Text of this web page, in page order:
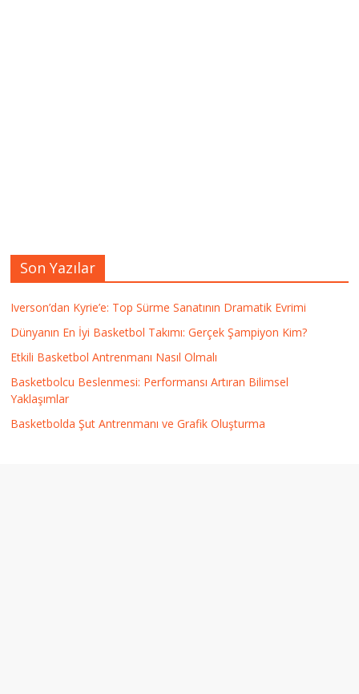
Son Yazılar
Iverson’dan Kyrie’e: Top Sürme Sanatının Dramatik Evrimi
Dünyanın En İyi Basketbol Takımı: Gerçek Şampiyon Kim?
Etkili Basketbol Antrenmanı Nasıl Olmalı
Basketbolcu Beslenmesi: Performansı Artıran Bilimsel
Yaklaşımlar
Basketbolda Şut Antrenmanı ve Grafik Oluşturma